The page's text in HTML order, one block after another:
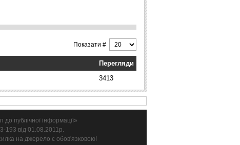
Показати #
Перегляди
3413
публічної інформації»
193 від 01.08.2011р.
на джерело є обов'язковою!